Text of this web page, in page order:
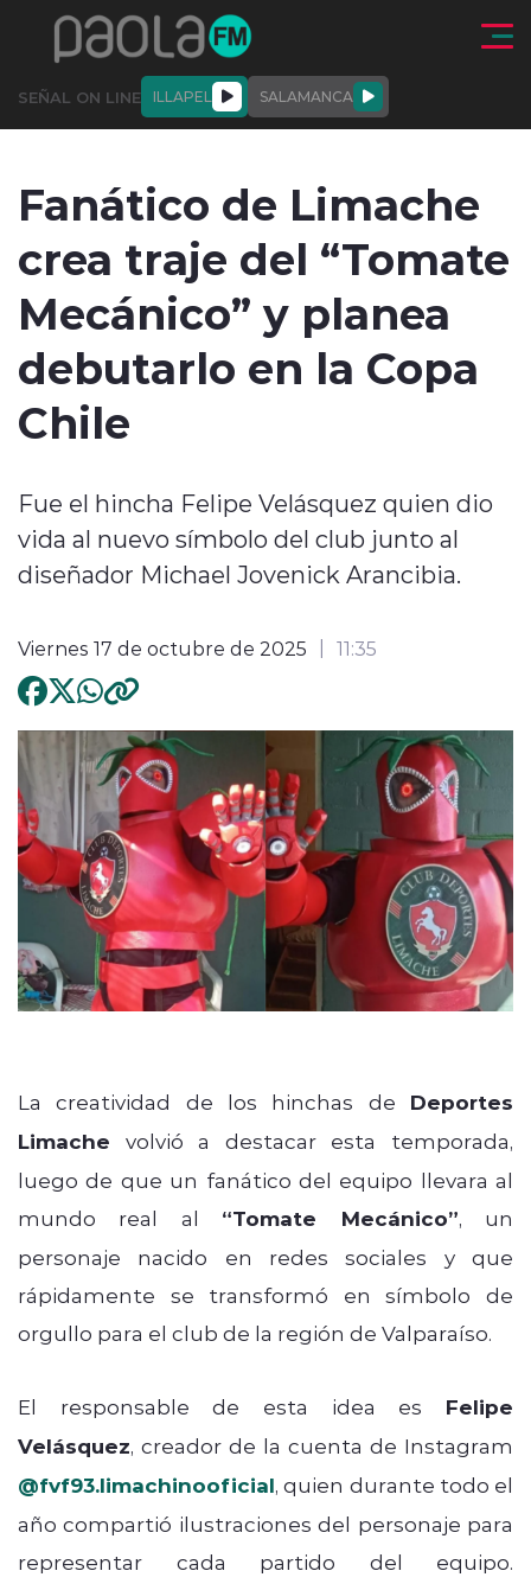
Click acá para ir directamente al contenido
SEÑAL ON LINE ILLAPEL SALAMANCA
ACTUALIDAD ENTREVISTAS
modo claro
Fanático de Limache
crea traje del “Tomate
Mecánico” y planea
debutarlo en la Copa
Chile
Fue el hincha Felipe Velásquez quien dio
vida al nuevo símbolo del club junto al
diseñador Michael Jovenick Arancibia.
Viernes 17 de octubre de 2025 11:35
La creatividad de los hinchas de Deportes
Limache volvió a destacar esta temporada,
luego de que un fanático del equipo llevara al
mundo real al “Tomate Mecánico”, un
personaje nacido en redes sociales y que
rápidamente se transformó en símbolo de
orgullo para el club de la región de Valparaíso.
El responsable de esta idea es Felipe
Velásquez, creador de la cuenta de Instagram
@fvf93.limachinooficial, quien durante todo el
año compartió ilustraciones del personaje para
representar cada partido del equipo.